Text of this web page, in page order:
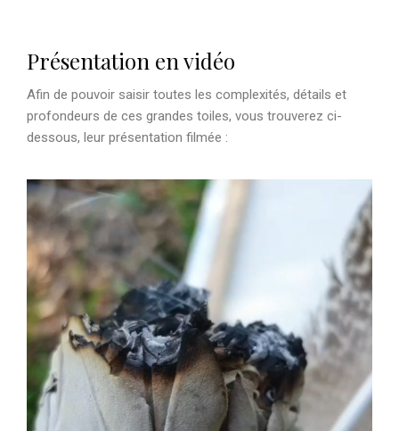
Présentation en vidéo
Afin de pouvoir saisir toutes les complexités, détails et
profondeurs de ces grandes toiles, vous trouverez ci-
dessous, leur présentation filmée :